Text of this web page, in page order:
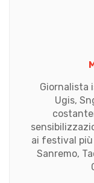
Giornalista
Ugis,
ai festival
Sanremo,